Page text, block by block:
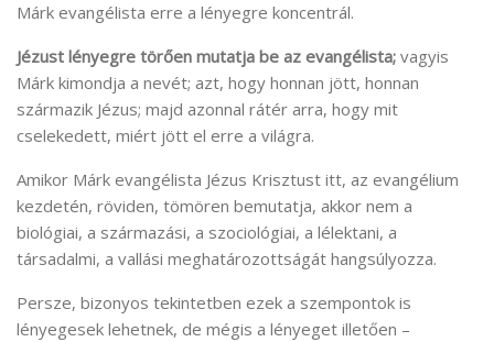
Márk evangélista erre a lényegre koncentrál.
Jézust lényegre törően mutatja be az evangélista; vagyis
Márk kimondja a nevét; azt, hogy honnan jött, honnan
származik Jézus; majd azonnal rátér arra, hogy mit
cselekedett, miért jött el erre a világra.
Amikor Márk evangélista Jézus Krisztust itt, az evangélium
kezdetén, röviden, tömören bemutatja, akkor nem a
biológiai, a származási, a szociológiai, a lélektani, a
társadalmi, a vallási meghatározottságát hangsúlyozza.
Persze, bizonyos tekintetben ezek a szempontok is
lényegesek lehetnek, de mégis a lényeget illetően –